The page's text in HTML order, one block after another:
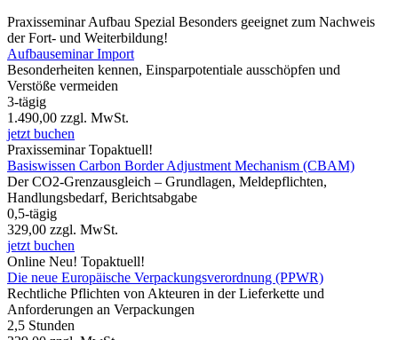
Praxisseminar Aufbau Spezial Besonders geeignet zum Nachweis
der Fort- und Weiterbildung!
Aufbauseminar Import
Besonderheiten kennen, Einsparpotentiale ausschöpfen und
Verstöße vermeiden
3-tägig
1.490,00 zzgl. MwSt.
jetzt buchen
Praxisseminar Topaktuell!
Basiswissen Carbon Border Adjustment Mechanism (CBAM)
Der CO2-Grenzausgleich – Grundlagen, Meldepflichten,
Handlungsbedarf, Berichtsabgabe
0,5-tägig
329,00 zzgl. MwSt.
jetzt buchen
Online Neu! Topaktuell!
Die neue Europäische Verpackungsverordnung (PPWR)
Rechtliche Pflichten von Akteuren in der Lieferkette und
Anforderungen an Verpackungen
2,5 Stunden